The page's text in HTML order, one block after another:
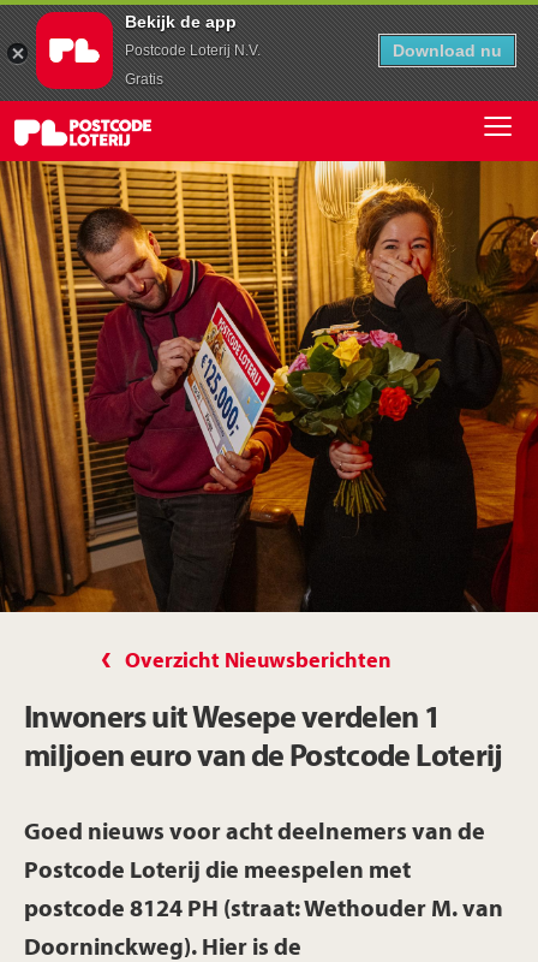
Bekijk de app
Postcode Loterij N.V.
Gratis
Download nu
Overzicht Nieuwsberichten
Inwoners uit Wesepe verdelen 1
miljoen euro van de Postcode Loterij
Goed nieuws voor acht deelnemers van de
Postcode Loterij die meespelen met
postcode 8124 PH (straat: Wethouder M. van
Doorninckweg). Hier is de